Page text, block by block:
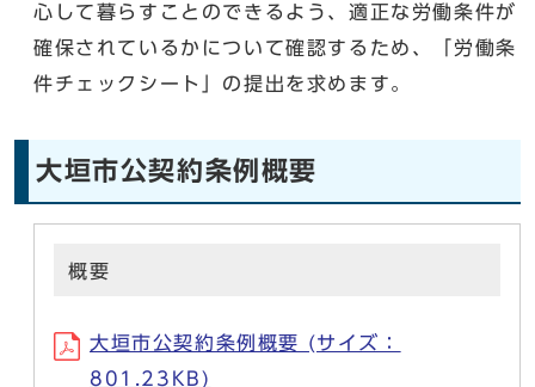
心して暮らすことのできるよう、適正な労働条件が
確保されているかについて確認するため、「労働条
件チェックシート」の提出を求めます。
大垣市公契約条例概要
概要
大垣市公契約条例概要 (サイズ：
801.23KB)